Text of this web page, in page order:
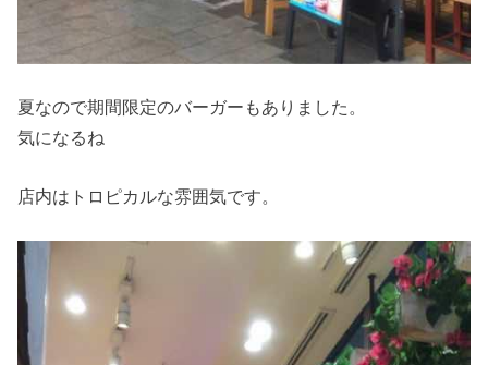
夏なので期間限定のバーガーもありました。
気になるね
店内はトロピカルな雰囲気です。